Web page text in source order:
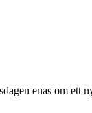
enas om ett